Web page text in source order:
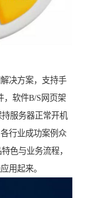
决方案，支持手
，软件B/S网页架
服务器正常开机
行业成功案例众
色与业务流程，
用起来。